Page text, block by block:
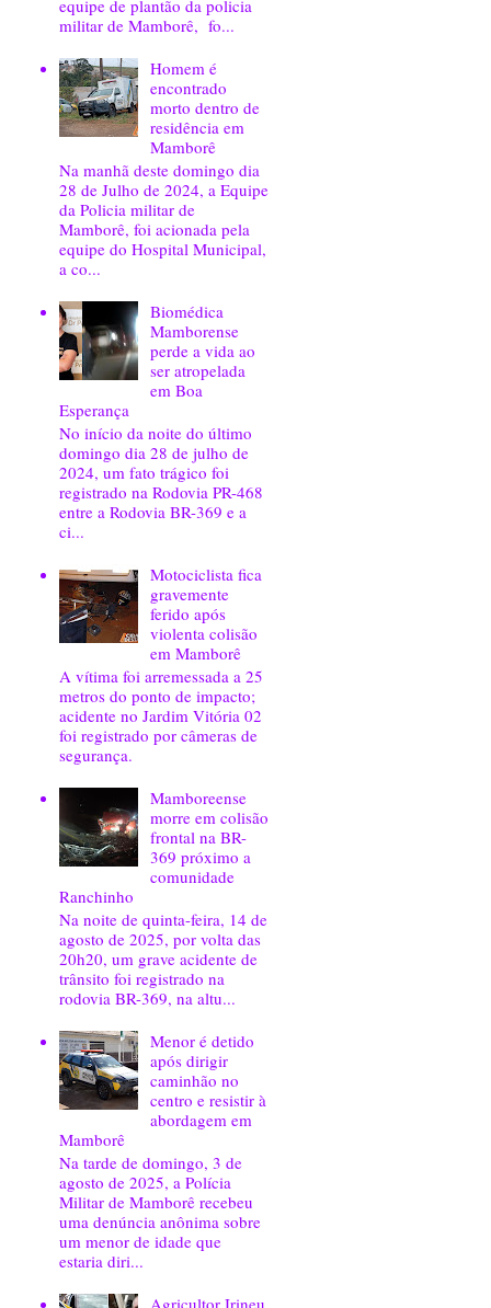
equipe de plantão da policia
militar de Mamborê, fo...
Homem é
encontrado
morto dentro de
residência em
Mamborê
Na manhã deste domingo dia
28 de Julho de 2024, a Equipe
da Policia militar de
Mamborê, foi acionada pela
equipe do Hospital Municipal,
a co...
Biomédica
Mamborense
perde a vida ao
ser atropelada
em Boa
Esperança
No início da noite do último
domingo dia 28 de julho de
2024, um fato trágico foi
registrado na Rodovia PR-468
entre a Rodovia BR-369 e a
ci...
Motociclista fica
gravemente
ferido após
violenta colisão
em Mamborê
A vítima foi arremessada a 25
metros do ponto de impacto;
acidente no Jardim Vitória 02
foi registrado por câmeras de
segurança.
Mamboreense
morre em colisão
frontal na BR-
369 próximo a
comunidade
Ranchinho
Na noite de quinta-feira, 14 de
agosto de 2025, por volta das
20h20, um grave acidente de
trânsito foi registrado na
rodovia BR-369, na altu...
Menor é detido
após dirigir
caminhão no
centro e resistir à
abordagem em
Mamborê
Na tarde de domingo, 3 de
agosto de 2025, a Polícia
Militar de Mamborê recebeu
uma denúncia anônima sobre
um menor de idade que
estaria diri...
Agricultor Irineu